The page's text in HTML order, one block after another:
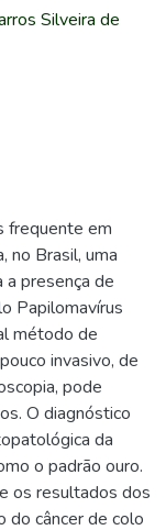
Silveira de
frequente em
no Brasil, uma
presença de
Papilomavírus
método de
invasivo, de
pode
O diagnóstico
da
o padrão ouro.
os resultados dos
do câncer de colo